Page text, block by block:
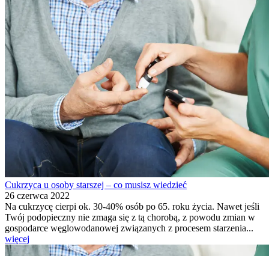
Cukrzyca u osoby starszej – co musisz wiedzieć
26 czerwca 2022
Na cukrzycę cierpi ok. 30-40% osób po 65. roku życia. Nawet jeśli
Twój podopieczny nie zmaga się z tą chorobą, z powodu zmian w
gospodarce węglowodanowej związanych z procesem starzenia...
więcej